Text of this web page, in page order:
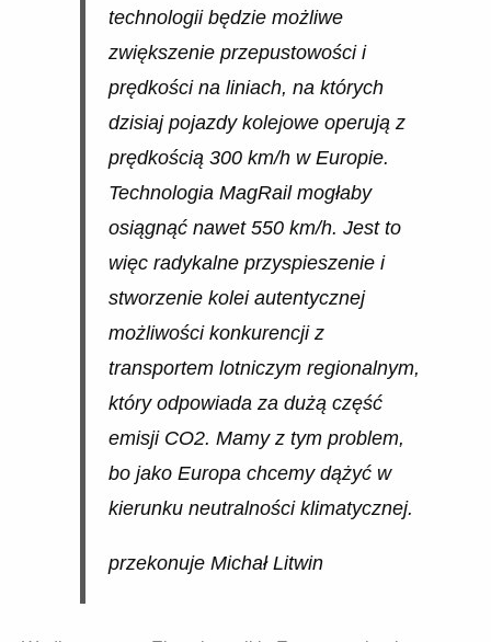
technologii będzie możliwe
zwiększenie przepustowości i
prędkości na liniach, na których
dzisiaj pojazdy kolejowe operują z
prędkością 300 km/h w Europie.
Technologia MagRail mogłaby
osiągnąć nawet 550 km/h. Jest to
więc radykalne przyspieszenie i
stworzenie kolei autentycznej
możliwości konkurencji z
transportem lotniczym regionalnym,
który odpowiada za dużą część
emisji CO2. Mamy z tym problem,
bo jako Europa chcemy dążyć w
kierunku neutralności klimatycznej.
przekonuje Michał Litwin